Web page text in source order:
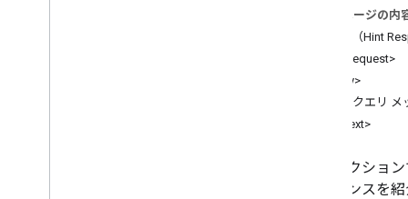
このページの内
<Hint>（Hint
<HintRequest>
<Query>
料金クエリ メ
<Context>
このセクショ
ファレンスを紹